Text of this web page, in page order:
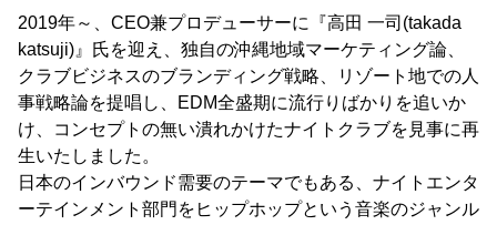
2019年～、CEO兼プロデューサーに『高田 一司(takada
katsuji)』氏を迎え、独自の沖縄地域マーケティング論、
クラブビジネスのブランディング戦略、リゾート地での人
事戦略論を提唱し、EDM全盛期に流行りばかりを追いか
け、コンセプトの無い潰れかけたナイトクラブを見事に再
生いたしました。
日本のインバウンド需要のテーマでもある、ナイトエンタ
ーテインメント部門をヒップホップという音楽のジャンル